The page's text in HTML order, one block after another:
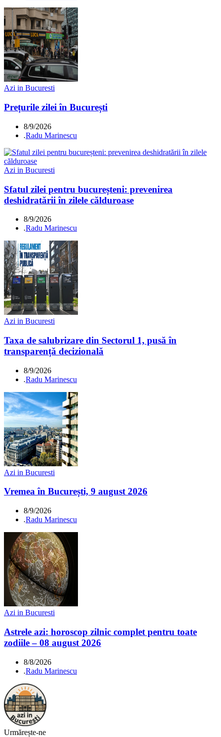
Azi in Bucuresti
Prețurile zilei în București
8/9/2026
.Radu Marinescu
Azi in Bucuresti
Sfatul zilei pentru bucureșteni: prevenirea
deshidratării în zilele călduroase
8/9/2026
.Radu Marinescu
Azi in Bucuresti
Taxa de salubrizare din Sectorul 1, pusă în
transparență decizională
8/9/2026
.Radu Marinescu
Azi in Bucuresti
Vremea în București, 9 august 2026
8/9/2026
.Radu Marinescu
Azi in Bucuresti
Astrele azi: horoscop zilnic complet pentru toate
zodiile – 08 august 2026
8/8/2026
.Radu Marinescu
Urmărește-ne